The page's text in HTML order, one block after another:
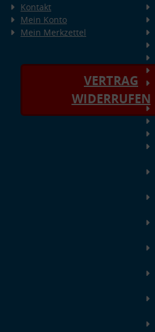
Kontakt
Mein Konto
Mein Merkzettel
VERTRAG
WIDERRUFEN